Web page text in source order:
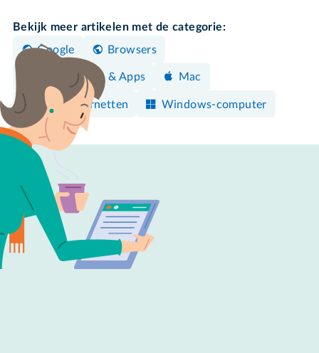
Bekijk meer artikelen met de categorie:
Google
Browsers
Programma's & Apps Mac
Veilig Internetten Windows-computer